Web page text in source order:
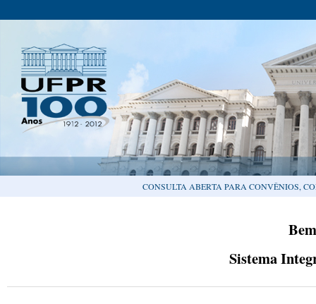
CONSULTA ABERTA PARA CONVÊNIOS,
Sistema